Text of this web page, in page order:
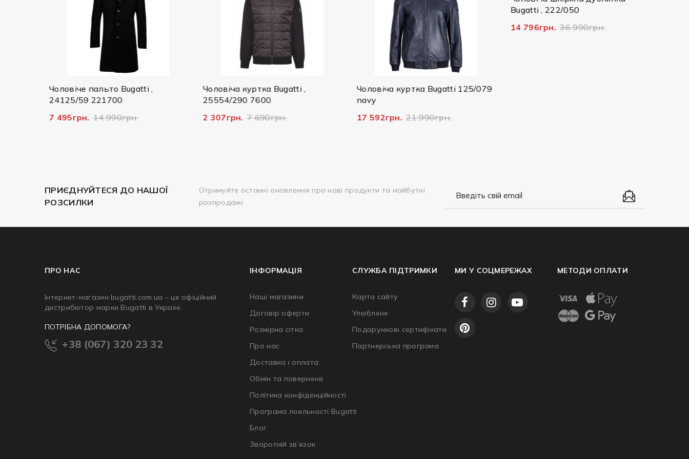
Чоловіче пальто Bugatti ,
24125/59 221700
7 495грн.
14 990грн.
Чоловіча куртка Bugatti ,
25554/290 7600
2 307грн.
7 690грн.
Чоловіча куртка Bugatti 125/079
navy
17 592грн. 21 990грн.
Bugatti , 222/050
14 796грн. 36 990грн.
ПРИЄДНУЙТЕСЯ ДО НАШОЇ
РОЗСИЛКИ
Отримуйте останні оновлення про нові продукти та майбутні
розпродажі
ПРО НАС
Інтернет-магазин bugatti.com.ua – це офіційний
дистрибютор марки Bugatti в Україні.
ПОТРІБНА ДОПОМОГА?
+38 (067) 320 23 32
ІНФОРМАЦІЯ
Наші магазини
Договір оферти
Розмірна сітка
Про нас
Доставка і оплата
Обмін та поверненя
Політика конфіденційності
Програма лояльності Bugatti
Блог
Зворотній зв’язок
СЛУЖБА ПІДТРИМКИ
Карта сайту
Улюблене
Подарункові сертифікати
Партнерська програма
МИ У СОЦМЕРЕЖАХ МЕТОДИ ОПЛАТИ